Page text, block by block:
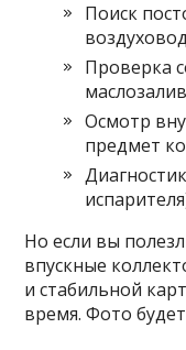
Поиск
Проверка
Осмотр
предмет
Но если вы
впускные
и стабильной
время. Фото